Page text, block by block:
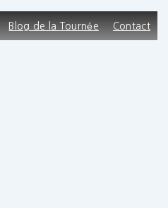
Blog de la Tournée Contact